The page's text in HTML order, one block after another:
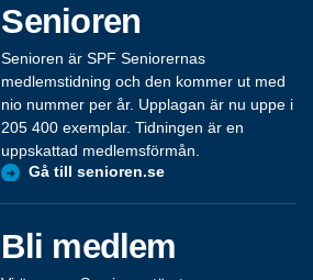
Senioren
Senioren är SPF Seniorernas
medlemstidning och den kommer ut med
nio nummer per år. Upplagan är nu uppe i
205 400 exemplar. Tidningen är en
uppskattad medlemsförmån.
Gå till senioren.se
Bli medlem